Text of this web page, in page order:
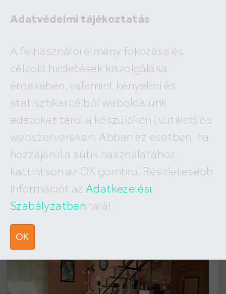
Adatvédelmi tájékoztatás
A felhasználói élmény fokozása és
célzott hirdetések kiszolgálása
érdekében, valamint kényelmi és
statisztikai célból weboldalunk
adatokat tárol a készülékén (sütiket) és
webszervereken. Abban az esetben, ha
hozzájárul a sütik használatához,
kattintson az OK gombra. Részletesebb
információt az Adatkezelési
Szabályzatban talál.
OK
Eladó
Kiadó
Pilisszántó ×
Budapest Megyék, városok
I. kerület
III. kerület
XI. kerület
XXII. kerület
IV. kerület
VI. kerület
VII. kerület
VIII. kerület
IX. kerület
X. kerület
XV. kerület
XVII. kerület
XVIII. kerület
XX. kerület
Keresés
Eladó Pilisszántói házak
találat, megjelenítve
19